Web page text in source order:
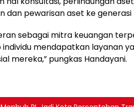
dan pewarisan aset ke
sebagai mitra keuangan
mendapatkan layanan
mereka,” pungkas Handayani.